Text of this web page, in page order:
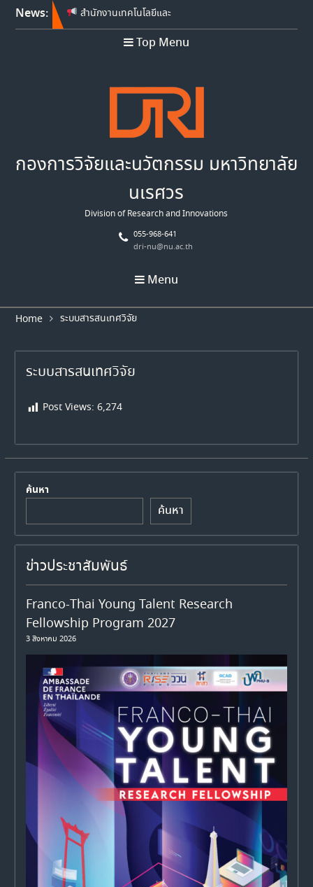
News:
สำนักงานเทคโนโลยีและ
นวัตกรรมด้านชีววิทยาศาสตร์
(องค์การมหาชน) เปิดรับข้อ
สำนักงานเทคโนโลยีและ
นวัตกรรมด้านชีววิทยาศาสตร์
(องค์การมหาชน) เปิดรับข้อ
เสนอโครงการวิจัย ประจำ
Franco-Thai Young Talent
Program 2027
Top Menu
กองการวิจัยและนวัตกรรม มหาวิทยาลัย
นเรศวร
Division of Research and Innovations
055-968-641
dri-nu@nu.ac.th
Menu
Home ระบบสารสนเทศวิจัย
ระบบสารสนเทศวิจัย
Post Views: 6,274
ค้นหา
ค้นหา
ข่าวประชาสัมพันธ์
Franco-Thai Young Talent Research
Fellowship Program 2027
3 สิงหาคม 2026